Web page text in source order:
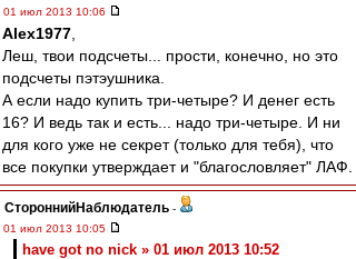
01 июл 2013 10:06
Alex1977
Леш, твои подсчеты... прости, конечно, но это
подсчеты пэтэушника.
А если надо купить три-четыре? И денег есть
16? И ведь так и есть... надо три-четыре. И ни
для кого уже не секрет (только для тебя), что
все покупки утверждает и "благословляет" ЛАФ.
СтороннийНаблюдатель -
01 июл 2013 10:05
have got no nick » 01 июл 2013 10:52